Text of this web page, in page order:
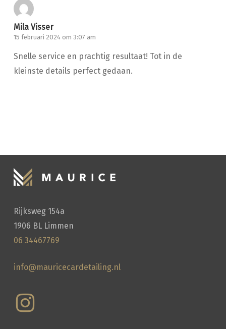
HANDWASSEN
Mila Visser
15 februari 2024 om 3:07 am
Snelle service en prachtig resultaat! Tot in de
kleinste details perfect gedaan.
Rijksweg 154a
1906 BL Limmen
06 34467769
info@mauricecardetailing.nl